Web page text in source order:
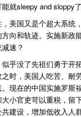
就sleepy and sloppy了
美国又是个超大系统
向和轨迹。实施新政
速？
乎没了先祖们勇于开
时，美国人吃苦、耐
现在的中国实施罗斯
小官吏苛以重税，留
建设，增加低收入人